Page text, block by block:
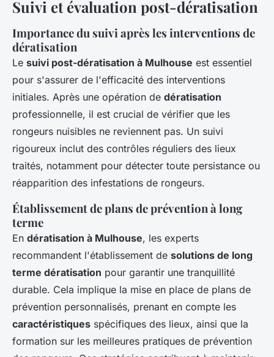
Suivi et évaluation post-dératisation
Importance du suivi après les interventions de
dératisation
Le suivi post-dératisation à Mulhouse est essentiel
pour s'assurer de l'efficacité des interventions
initiales. Après une opération de dératisation
professionnelle, il est crucial de vérifier que les
rongeurs nuisibles ne reviennent pas. Un suivi
rigoureux inclut des contrôles réguliers des lieux
traités, notamment pour détecter toute persistance ou
réapparition des infestations de rongeurs.
Établissement de plans de prévention à long
terme
En dératisation à Mulhouse, les experts
recommandent l'établissement de solutions de long
terme dératisation pour garantir une tranquillité
durable. Cela implique la mise en place de plans de
prévention personnalisés, prenant en compte les
caractéristiques spécifiques des lieux, ainsi que la
formation sur les meilleures pratiques de prévention